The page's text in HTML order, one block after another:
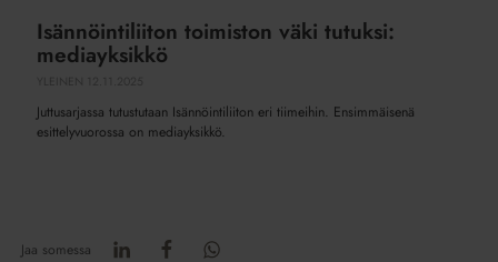
Isännöintiliiton toimiston väki tutuksi:
mediayksikkö
Juttusarjassa tutustutaan Isännöintiliiton eri tiimeihin. Ensimmäisenä
esittelyvuorossa on mediayksikkö.
Jaa somessa